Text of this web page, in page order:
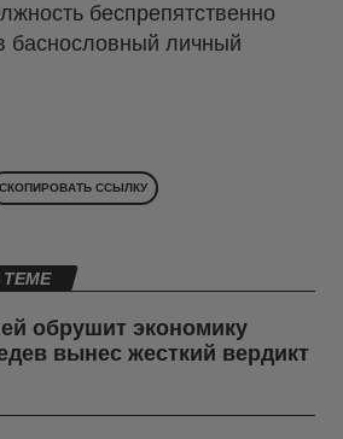
беспрепятственно
баснословный личный
СКОПИРОВАТЬ ССЫЛКУ
обрушит экономику
вынес жесткий вердикт